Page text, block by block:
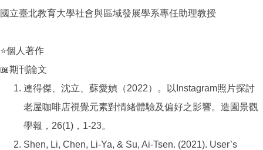
國立臺北教育大學社會與區域發展學系專任助理教授
⭐個人著作
📖期刊論文
連得傑、沈立、蘇愛媜（2022）。以Instagram照片探討
老屋咖啡店視覺元素對情緒體驗及偏好之影響。造園景觀
學報，26(1)，1-23。
Shen, Li, Chen, Li-Ya, & Su, Ai-Tsen. (2021). User’s